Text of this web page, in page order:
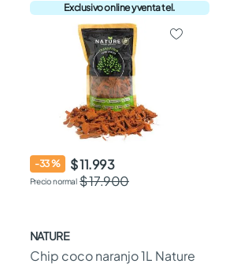
-33%
$ 11.993
$ 17.900
NATURE
Chip coco naranjo 1L Nature